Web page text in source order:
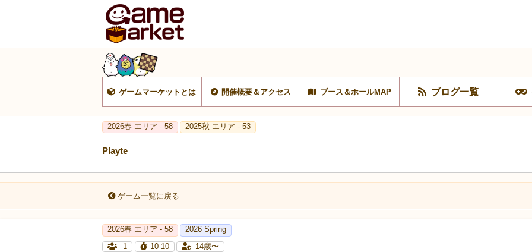
ゲームマーケットとは 開催概要＆アクセス ブース＆ホールMAP ブログ一覧
2026春 エリア - 58 2025秋 エリア - 53
Playte
ゲーム一覧に戻る
2026春 エリア - 58
2026 Spring
1
10-10 14歳〜